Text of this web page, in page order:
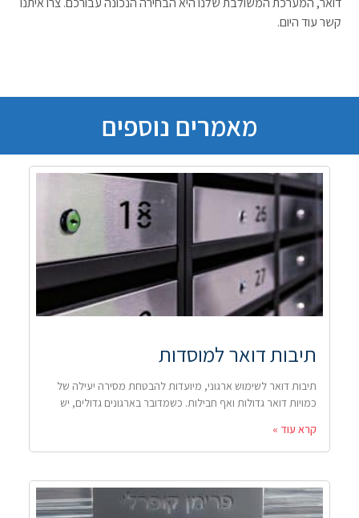
קשר עוד היום.
מאמרים נוספים
תיבות דואר למוסדות
תיבות דואר לשימוש ארגוני, מיועדות להבטחת מסירה יעילה של
כמויות דואר גדולות ואף חבילות. כשמדובר בארגונים גדולים, יש
קרא עוד »